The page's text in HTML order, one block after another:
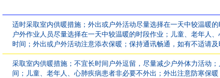
适时采取室内供暖措施；外出或户外活动尽量选择在一天中较温暖
户外作业人员尽量选择在一天中较温暖的时段作业；儿童、老年人
时间；外出或户外活动注意添衣保暖；保持通讯畅通，如有不适请
采取室内供暖措施；不宜长时间户外逗留，尽量减少户外体力活动
间；儿童、老年人、心肺疾病患者非必要不外出；外出注意防寒保